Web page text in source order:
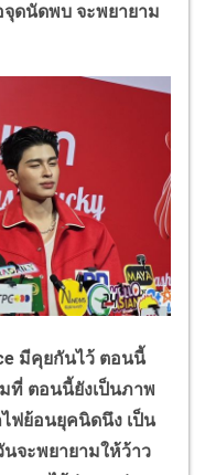
ดนัดพบ จะพยายาม
มีคุยกันไว้ ตอนนี้
ที่ ตอนนี้ยังเป็นภาพ
ฟย้อนยุคนิดนึง เป็น
จะพยายามให้ว้าว